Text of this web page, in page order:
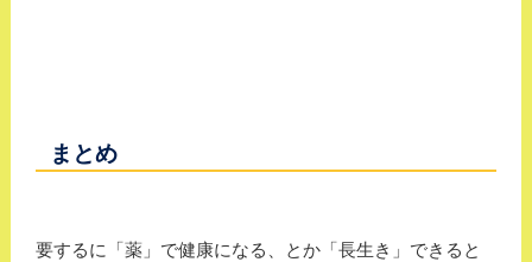
まとめ
要するに「薬」で健康になる、とか「長生き」できると